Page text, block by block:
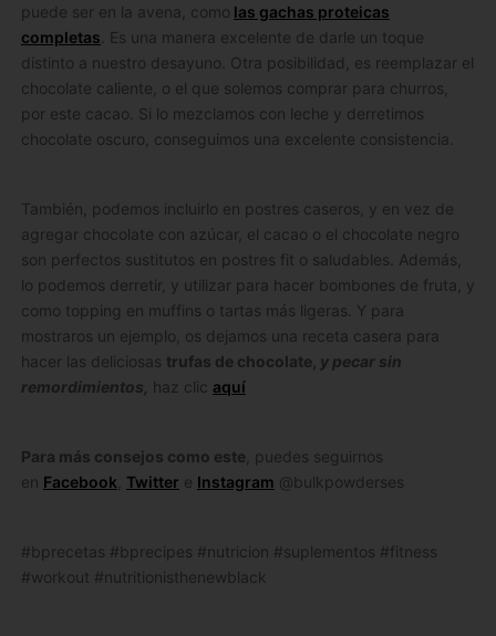
puede ser en la avena, como las gachas proteicas
completas . Es una manera excelente de darle un toque
distinto a nuestro desayuno. Otra posibilidad, es reemplazar el
chocolate caliente, o el que solemos comprar para churros,
por este cacao. Si lo mezclamos con leche y derretimos
chocolate oscuro, conseguimos una excelente consistencia.
También, podemos incluirlo en postres caseros, y en vez de
agregar chocolate con azúcar, el cacao o el chocolate negro
son perfectos sustitutos en postres fit o saludables. Además,
lo podemos derretir, y utilizar para hacer bombones de fruta, y
como topping en muffins o tartas más ligeras. Y para
mostraros un ejemplo, os dejamos una receta casera para
hacer las deliciosas trufas de chocolate, y pecar sin
remordimientos, haz clic aquí
Para más consejos como este , puedes seguirnos
en Facebook Twitter e Instagram @bulkpowderses
#bprecetas #bprecipes #nutricion #suplementos #fitness
#workout #nutritionisthenewblack